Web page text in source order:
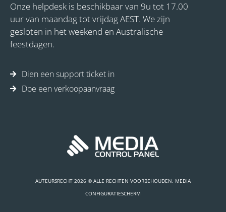
Onze helpdesk is beschikbaar van 9u tot 17.00
uur van maandag tot vrijdag AEST. We zijn
gesloten in het weekend en Australische
feestdagen.
Dien een support ticket in
Doe een verkoopaanvraag
AUTEURSRECHT 2026 © ALLE RECHTEN VOORBEHOUDEN. MEDIA
CONFIGURATIESCHERM